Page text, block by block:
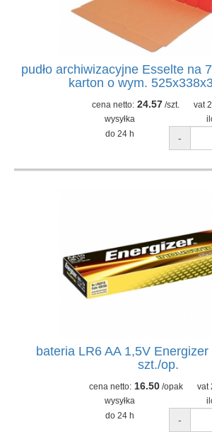
pudło archiwizacyjne Esselte na
karton o wym.
cena netto: 24.57 /szt.
vat
wysyłka
do 24 h
-
bateria LR6 AA 1,5V
szt./op.
cena netto: 16.50/opak
vat
wysyłka
do 24 h
-